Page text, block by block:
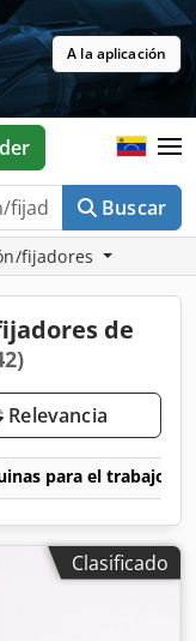
A la aplicación
Buscar
fijadores
de
Relevancia
para el trabajo
Clasificado